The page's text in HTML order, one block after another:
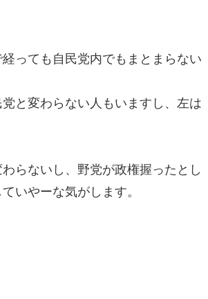
っても自民党内でもまとまらない
と変わらない人もいますし、左は
らないし、野党が政権握ったとし
いやーな気がします。